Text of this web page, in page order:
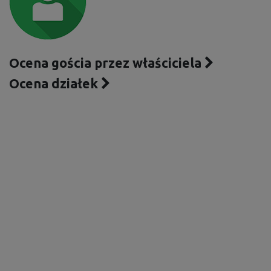
Ocena gościa przez właściciela
Ocena działek